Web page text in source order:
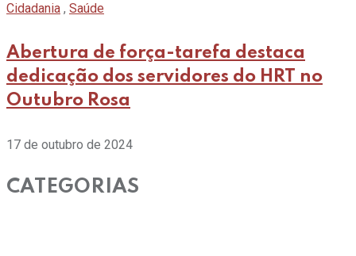
Cidadania , Saúde
Abertura de força-tarefa destaca
dedicação dos servidores do HRT no
Outubro Rosa
17 de outubro de 2024
CATEGORIAS